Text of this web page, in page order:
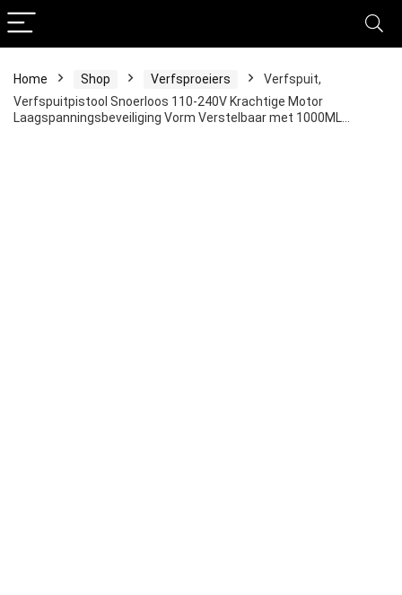
Home Shop Verfsproeiers
Verfspuit,
Verfspuitpistool Snoerloos 110-240V Krachtige Motor
Laagspanningsbeveiliging Vorm Verstelbaar met 1000ML…